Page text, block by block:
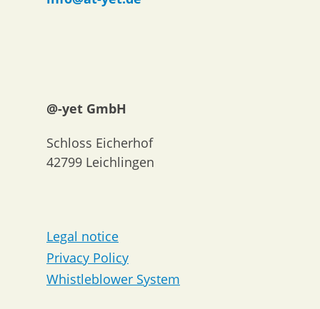
@-yet GmbH
Schloss Eicherhof
42799 Leichlingen
Legal notice
Privacy Policy
Whistleblower System